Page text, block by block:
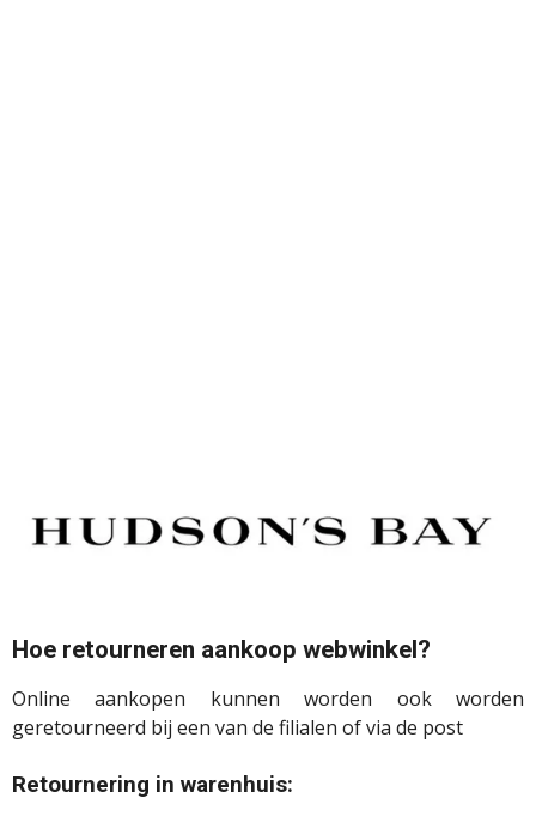
Hoe retourneren aankoop webwinkel?
Online aankopen kunnen worden ook worden
geretourneerd bij een van de filialen of via de post
Retournering in warenhuis: